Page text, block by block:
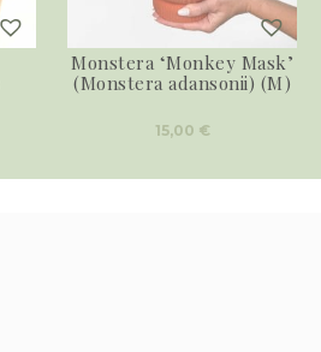
Monstera ‘Monkey Mask’
(Monstera adansonii) (M)
15,00 €